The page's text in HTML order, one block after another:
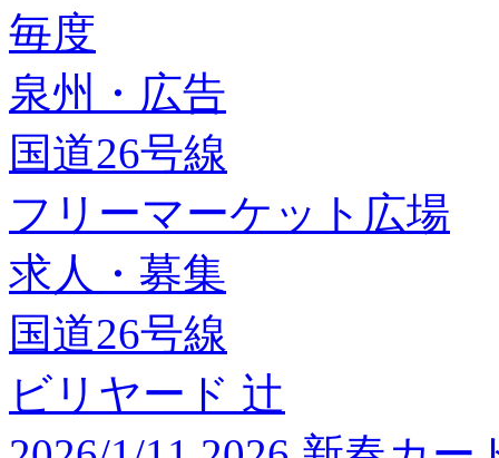
毎度
泉州・広告
国道26号線
フリーマーケット広場
求人・募集
国道26号線
ビリヤード 辻